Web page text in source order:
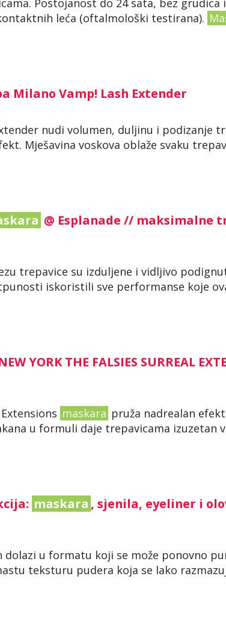
leća (oftalmološki testirana).
Milano Vamp! Lash Extender
nudi volumen, duljinu i podizanje
Mješavina voskova oblaže svaku
@ Esplanade // maksimalne
trepavice su izduljene i vidljivo
iskoristili sve performanse koje
YORK THE FALSIES SURREAL
maskara pruža nadrealan
u formuli daje trepavicama izuzetan
maskara , sjenila, eyeliner i
dolazi u formatu koji se može ponovno
teksturu pudera koja se lako